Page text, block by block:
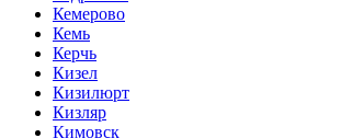
Кемерово
Кемь
Керчь
Кизел
Кизилюрт
Кизляр
Кимовск